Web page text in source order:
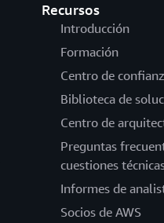
Recursos
Introducción
Formación
Centro de
Biblioteca de
Centro de
Preguntas
cuestiones
Informes de
Socios de AWS